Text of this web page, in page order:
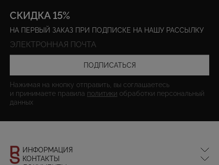
СКИДКА 15%
НА ПЕРВЫЙ ЗАКАЗ ПРИ ПОДПИСКЕ НА НАШУ РАССЫЛКУ
ПОДПИСАТЬСЯ
Нажимая на кнопку отправить, вы соглашаетесь
и принимаете правила политики обработки персональный
данных
ИНФОРМАЦИЯ
КОНТАКТЫ